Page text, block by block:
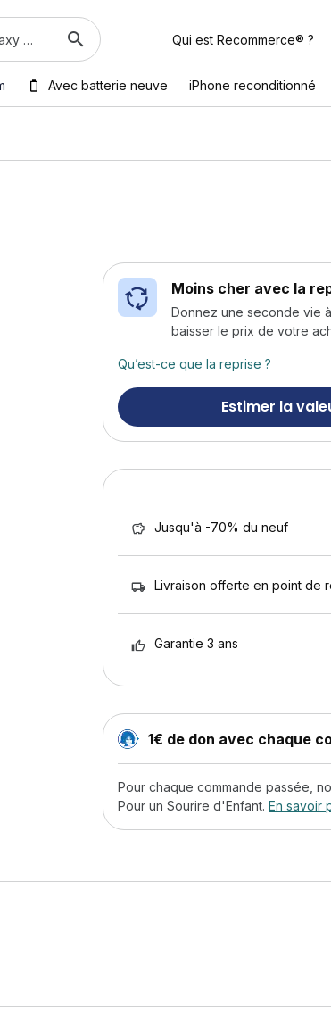
Qui est Recommerce® ?
Avec batterie neuve iPhone reconditionné
Moins cher avec la
Donnez une seconde vie
baisser le prix de votre
Qu’est-ce que la reprise ?
Estimer la
Jusqu'à -70% du neuf
Livraison offerte en point de
Garantie 3 ans
1€ de don avec chaque
Pour chaque commande passée,
Pour un Sourire d'Enfant. En savoir